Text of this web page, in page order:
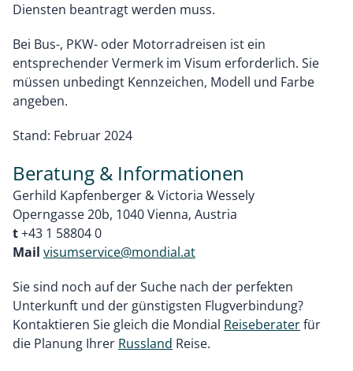
Diensten beantragt werden muss.
Bei Bus-, PKW- oder Motorradreisen ist ein
entsprechender Vermerk im Visum erforderlich. Sie
müssen unbedingt Kennzeichen, Modell und Farbe
angeben.
Stand: Februar 2024
Beratung & Informationen
Gerhild Kapfenberger & Victoria Wessely
Operngasse 20b, 1040 Vienna, Austria
t+43 1 58804 0
Mail visumservice@mondial.at
Sie sind noch auf der Suche nach der perfekten
Unterkunft und der günstigsten Flugverbindung?
Kontaktieren Sie gleich die Mondial Reiseberaterfür
die Planung Ihrer Russland Reise.